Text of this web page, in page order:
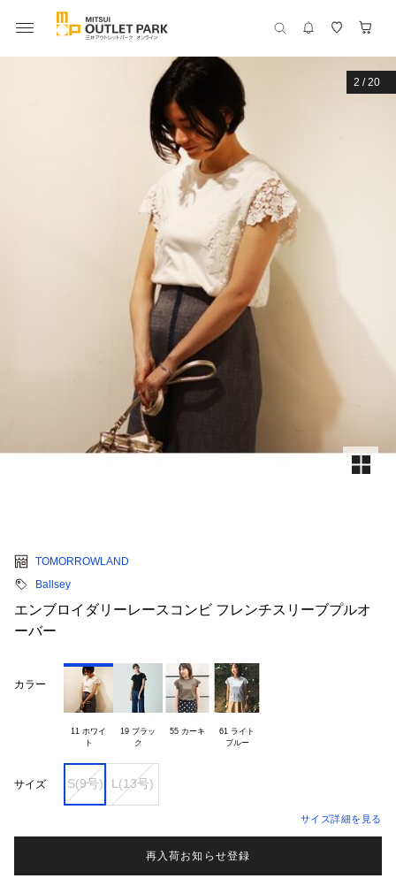
2 /20
TOMORROWLAND
Ballsey
エンブロイダリーレースコンビ フレンチスリーブプルオ
ーバー
カラー
11 ホワイ
19 ブラッ
55 カーキ
61 ライト
ブルー
サイズ S(9号) L(13号)
サイズ詳細を見る
再入荷お知らせ登録